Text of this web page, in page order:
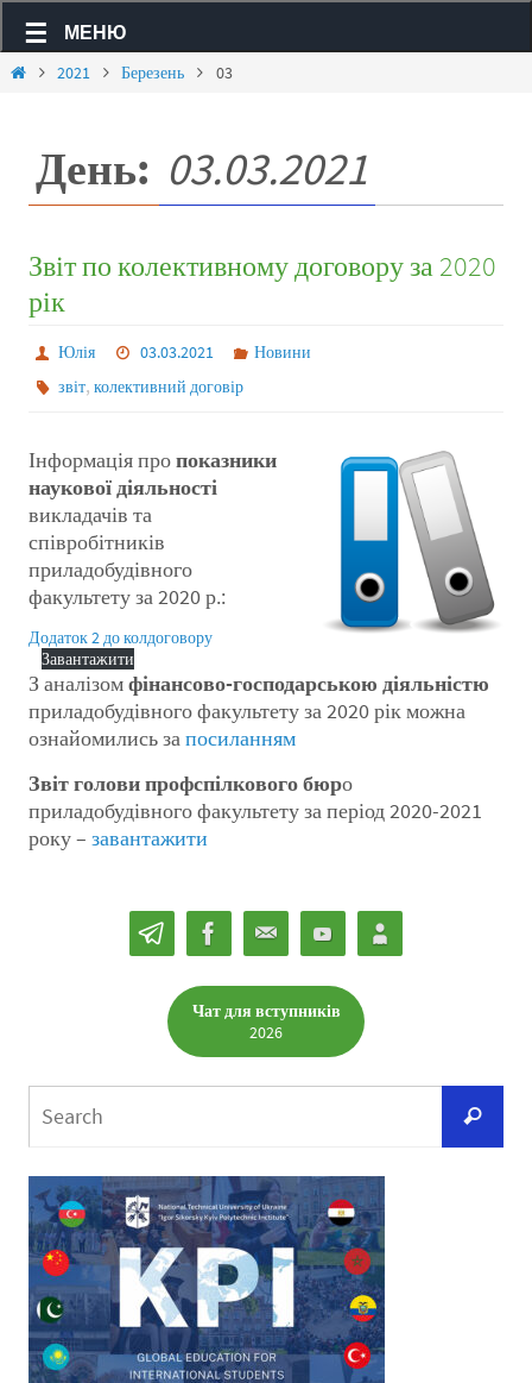
МЕНЮ
2021 Березень 03
День: 03.03.2021
Звіт по колективному договору за 2020
рік
Юлія 03.03.2021
Новини
звіт,колективний договір
Інформація пропоказники
наукової діяльності
викладачів та
співробітників
приладобудівного
факультету за 2020 р.:
Додаток 2 до колдоговору
Завантажити
З аналізомфінансово-господарською діяльністю
приладобудівного факультету за 2020 рік можна
ознайомились запосиланням
Звіт голови профспілкового бюро
приладобудівного факультету за період 2020-2021
року – завантажити
Чат для вступників
2026